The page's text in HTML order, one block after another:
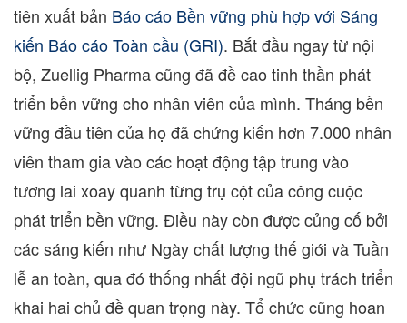
tiên xuất bản Báo cáo Bền vững phù hợp với Sáng
kiến Báo cáo Toàn cầu (GRI). Bắt đầu ngay từ nội
bộ, Zuellig Pharma cũng đã đề cao tinh thần phát
triển bền vững cho nhân viên của mình. Tháng bền
vững đầu tiên của họ đã chứng kiến hơn 7.000 nhân
viên tham gia vào các hoạt động tập trung vào
tương lai xoay quanh từng trụ cột của công cuộc
phát triển bền vững. Điều này còn được củng cố bởi
các sáng kiến như Ngày chất lượng thế giới và Tuần
lễ an toàn, qua đó thống nhất đội ngũ phụ trách triển
khai hai chủ đề quan trọng này. Tổ chức cũng hoan